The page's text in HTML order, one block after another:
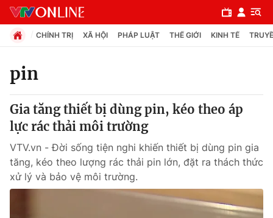
Chuyên mục
Chính trị
Xã hội
Pháp luật
CHÍNH TRỊ XÃ HỘI PHÁP LUẬT THẾ GIỚI KINH TẾ
pin
Gia tăng thiết bị dùng pin, kéo theo áp
lực rác thải môi trường
VTV.vn - Đời sống tiện nghi khiến thiết bị dùng pin gia
tăng, kéo theo lượng rác thải pin lớn, đặt ra thách thức
xử lý và bảo vệ môi trường.